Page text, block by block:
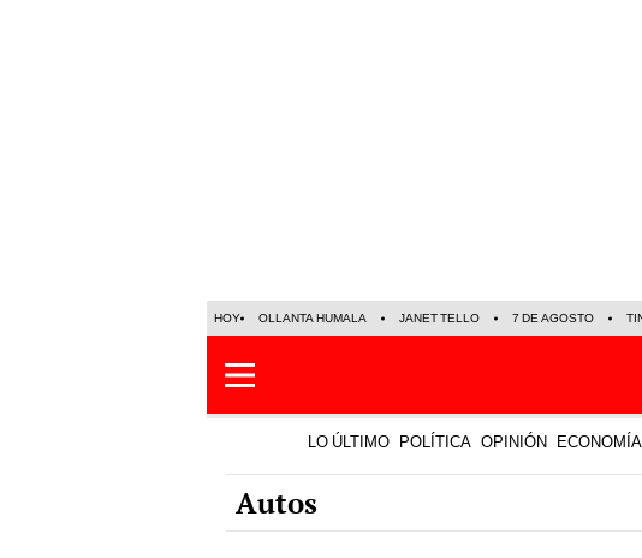
HOY OLLANTA HUMALA JANET TELLO 7 DE AGOSTO
LO ÚLTIMO POLÍTICA OPINIÓN ECONOMÍA
Autos